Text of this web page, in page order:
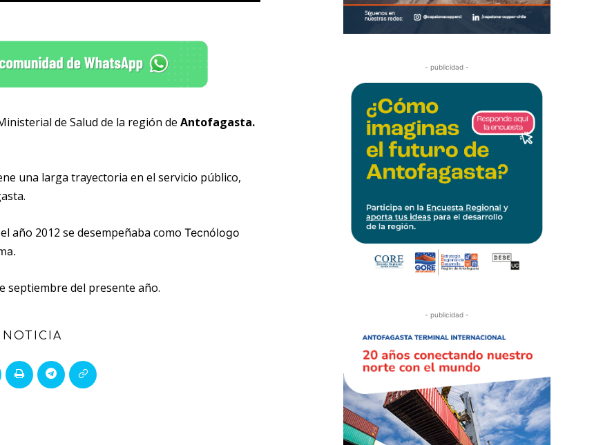
de Salud de la región de Antofagasta.
una larga trayectoria en el servicio público,
año 2012 se desempeñaba como Tecnólogo
septiembre del presente año.
NOTICIA
- publicidad -
- publicidad -